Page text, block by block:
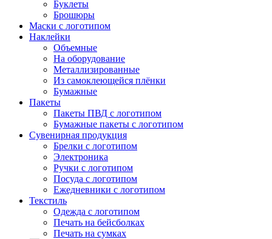
Буклеты
Брошюры
Маски с логотипом
Наклейки
Объемные
На оборудование
Металлизированные
Из самоклеющейся плёнки
Бумажные
Пакеты
Пакеты ПВД с логотипом
Бумажные пакеты с логотипом
Сувенирная продукция
Брелки с логотипом
Электроника
Ручки с логотипом
Посуда с логотипом
Ежедневники с логотипом
Текстиль
Одежда с логотипом
Печать на бейсболках
Печать на сумках